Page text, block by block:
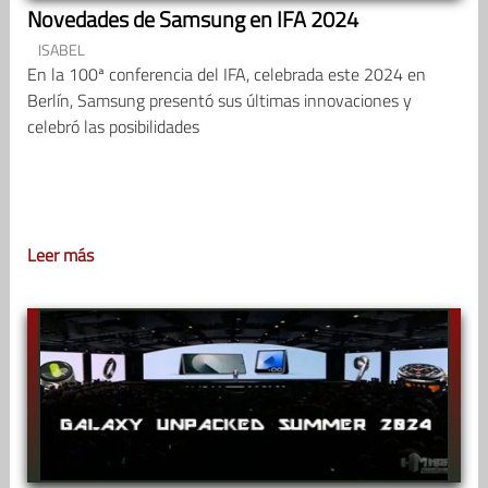
Novedades de Samsung en IFA 2024
ISABEL
En la 100ª conferencia del IFA, celebrada este 2024 en
Berlín, Samsung presentó sus últimas innovaciones y
celebró las posibilidades
Leer más